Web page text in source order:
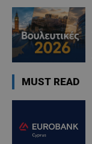
MUST READ